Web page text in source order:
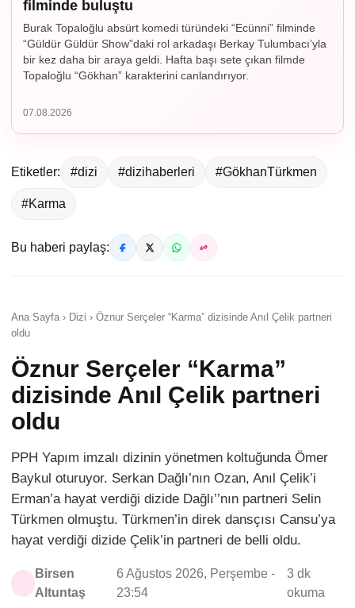
filminde buluştu
Burak Topaloğlu absürt komedi türündeki “Ecünni” filminde
“Güldür Güldür Show”daki rol arkadaşı Berkay Tulumbacı’yla
bir kez daha bir araya geldi. Hafta başı sete çıkan filmde
Topaloğlu “Gökhan” karakterini canlandırıyor.
07.08.2026
Etiketler: #dizi #dizihaberleri #GökhanTürkmen
#Karma
Bu haberi paylaş:
Ana Sayfa › Dizi › Öznur Serçeler “Karma” dizisinde Anıl Çelik partneri
oldu
Öznur Serçeler “Karma”
dizisinde Anıl Çelik partneri
oldu
PPH Yapım imzalı dizinin yönetmen koltuğunda Ömer
Baykul oturuyor. Serkan Dağlı’nın Ozan, Anıl Çelik’i
Erman’a hayat verdiği dizide Dağlı’’nın partneri Selin
Türkmen olmuştu. Türkmen’in direk dansçısı Cansu’ya
hayat verdiği dizide Çelik’in partneri de belli oldu.
Birsen
Altuntaş
6 Ağustos 2026, Perşembe -
23:54
3 dk
okuma